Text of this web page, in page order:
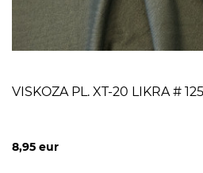
VISKOZA PL. XT-20 LIKRA #
8,95 eur